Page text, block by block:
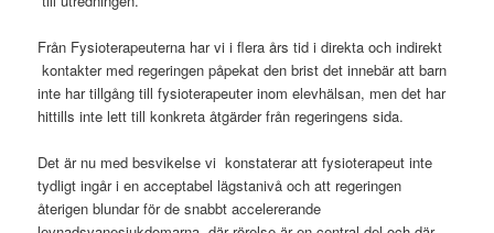
Från Fysioterapeuterna har vi i flera års tid i direkta och indirekt
kontakter med regeringen påpekat den brist det innebär att barn
inte har tillgång till fysioterapeuter inom elevhälsan, men det har
hittills inte lett till konkreta åtgärder från regeringens sida.
Det är nu med besvikelse vi konstaterar att fysioterapeut inte
tydligt ingår i en acceptabel lägstanivå och att regeringen
återigen blundar för de snabbt accelererande